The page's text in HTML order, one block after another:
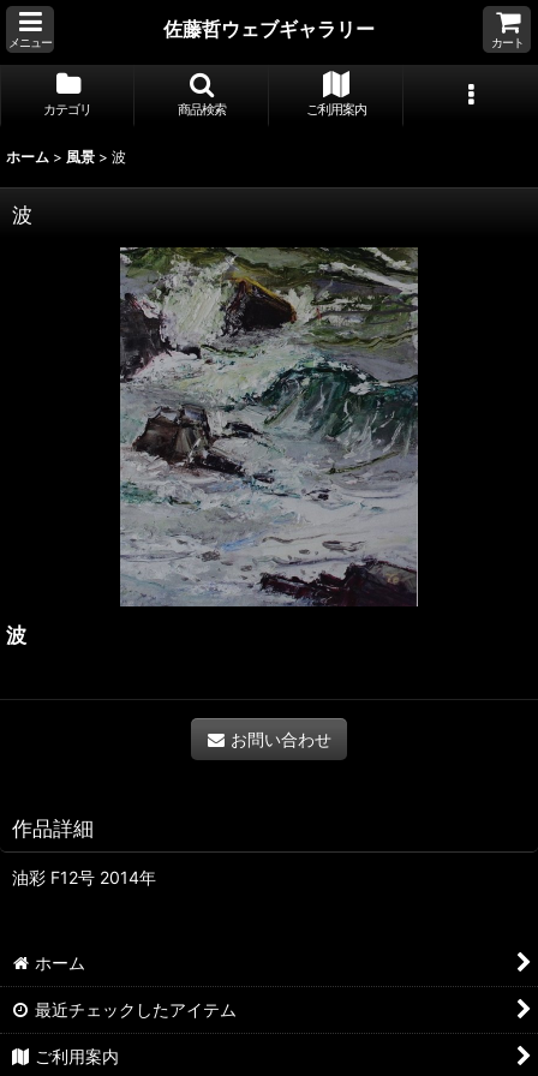
メニュー
佐藤哲ウェブギャラリー
カート
カテゴリ 商品検索 ご利用案内
ホーム > 風景 > 波
波
波
お問い合わせ
作品詳細
油彩 F12号 2014年
ホーム
最近チェックしたアイテム
ご利用案内